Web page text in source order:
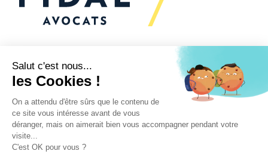
Vous souhaitez échanger
avec nous ?
Nous sommes
à votre écoute